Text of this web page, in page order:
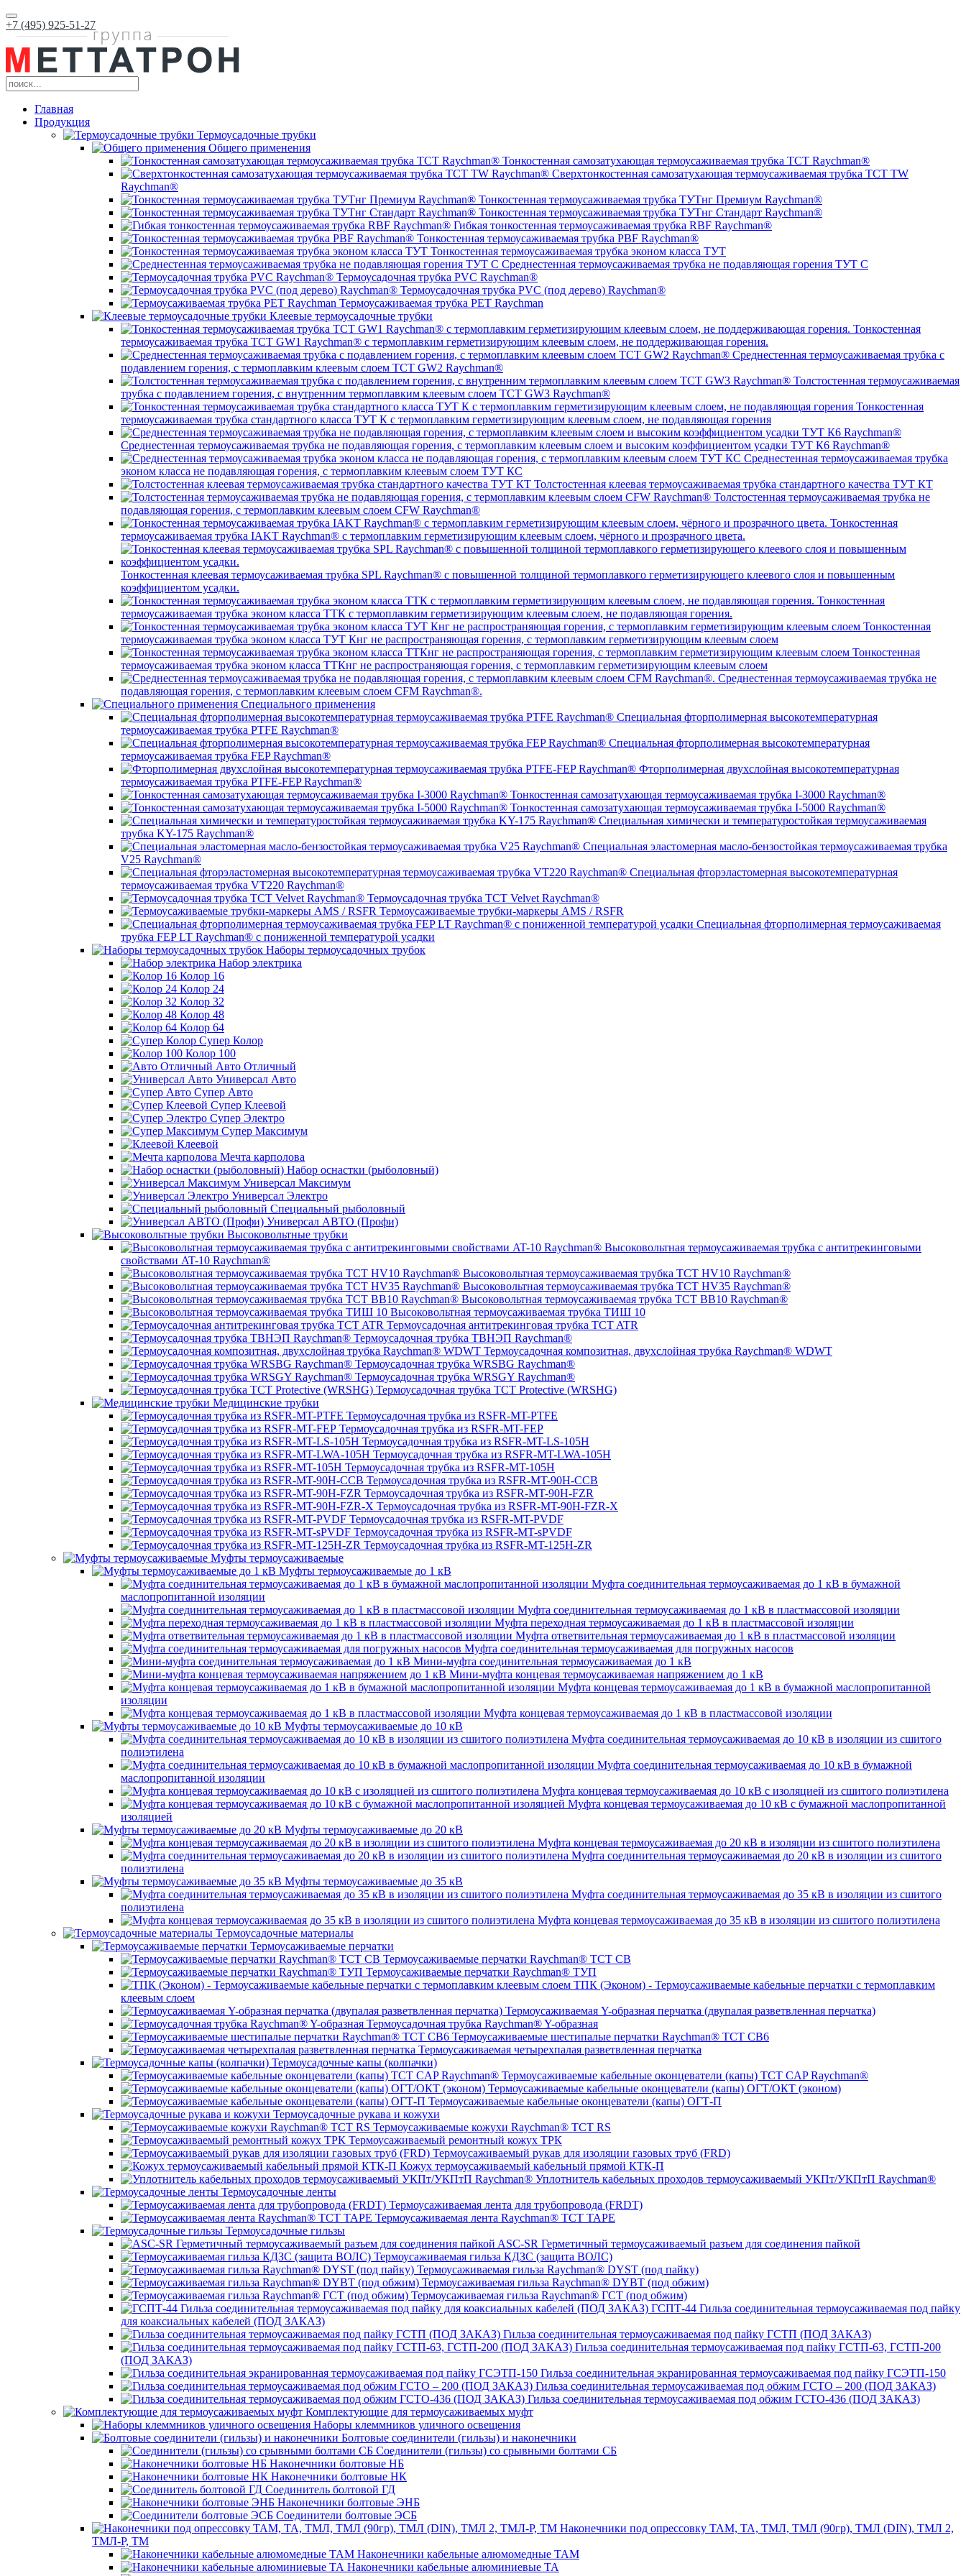
+7 (495) 925-51-27
Главная
Продукция
Термоусадочные трубки
Общего применения
Тонкостенная самозатухающая термоусаживаемая трубка ТCT Raychman®
Сверхтонкостенная самозатухающая термоусаживаемая трубка ТCT TW
Raychman®
Тонкостенная термоусаживаемая трубка ТУТнг Премиум Raychman®
Тонкостенная термоусаживаемая трубка ТУТнг Стандарт Raychman®
Гибкая тонкостенная термоусаживаемая трубка RBF Raychman®
Тонкостенная термоусаживаемая трубка PBF Raychman®
Тонкостенная термоусаживаемая трубка эконом класса ТУТ
Среднестенная термоусаживаемая трубка не подавляющая горения ТУТ С
Термоусадочная трубка PVC Raychman®
Термоусадочная трубка PVC (под дерево) Raychman®
Термоусаживаемая трубка PET Raychman
Клеевые термоусадочные трубки
Тонкостенная
термоусаживаемая трубка TCT GW1 Raychman® с термоплавким герметизирующим клеевым слоем, не поддерживающая горения.
Среднестенная термоусаживаемая трубка c
подавлением горения, с термоплавким клеевым слоем TCT GW2 Raychman®
Толстостенная термоусаживаемая
трубка c подавлением горения, с внутренним термоплавким клеевым слоем TCT GW3 Raychman®
Тонкостенная
термоусаживаемая трубка стандартного класса ТУТ К с термоплавким герметизирующим клеевым слоем, не подавляющая горения
Среднестенная термоусаживаемая трубка не подавляющая горения, с термоплавким клеевым слоем и высоким коэффициентом усадки ТУТ К6 Raychman®
Среднестенная термоусаживаемая трубка
эконом класса не подавляющая горения, с термоплавким клеевым слоем ТУТ КС
Толстостенная клеевая термоусаживаемая трубка стандартного качества ТУТ КТ
Толстостенная термоусаживаемая трубка не
подавляющая горения, с термоплавким клеевым слоем CFW Raychman®
Тонкостенная
термоусаживаемая трубка IAKT Raychman® с термоплавким герметизирующим клеевым слоем, чёрного и прозрачного цвета.
Тонкостенная клеевая термоусаживаемая трубка SPL Raychman® с повышенной толщиной термоплавкого герметизирующего клеевого слоя и повышенным
коэффициентом усадки.
Тонкостенная
термоусаживаемая трубка эконом класса ТТК с термоплавким герметизирующим клеевым слоем, не подавляющая горения.
Тонкостенная
термоусаживаемая трубка эконом класса ТУТ Кнг не распространяющая горения, с термоплавким герметизирующим клеевым слоем
Тонкостенная
термоусаживаемая трубка эконом класса ТТКнг не распространяющая горения, с термоплавким герметизирующим клеевым слоем
Среднестенная термоусаживаемая трубка не
подавляющая горения, с термоплавким клеевым слоем CFM Raychman®.
Специального применения
Специальная фторполимерная высокотемпературная
термоусаживаемая трубка PTFE Raychman®
Специальная фторполимерная высокотемпературная
термоусаживаемая трубка FEP Raychman®
Фторполимерная двухслойная высокотемпературная
термоусаживаемая трубка PTFE-FEP Raychman®
Тонкостенная самозатухающая термоусаживаемая трубка I-3000 Raychman®
Тонкостенная самозатухающая термоусаживаемая трубка I-5000 Raychman®
Специальная химически и температуростойкая термоусаживаемая
трубка KY-175 Raychman®
Специальная эластомерная масло-бензостойкая термоусаживаемая трубка
V25 Raychman®
Специальная фторэластомерная высокотемпературная
термоусаживаемая трубка VT220 Raychman®
Термоусадочная трубка TCT Velvet Raychman®
Термоусаживаемые трубки-маркеры AMS / RSFR
Специальная фторполимерная термоусаживаемая
трубка FEP LT Raychman® с пониженной температурой усадки
Наборы термоусадочных трубок
Набор электрика
Колор 16
Колор 24
Колор 32
Колор 48
Колор 64
Супер Колор
Колор 100
Авто Отличный
Универсал Авто
Супер Авто
Супер Клеевой
Супер Электро
Супер Максимум
Клеевой
Мечта карполова
Набор оснастки (рыболовный)
Универсал Максимум
Универсал Электро
Специальный рыболовный
Универсал АВТО (Профи)
Высоковольтные трубки
Высоковольтная термоусаживаемая трубка с антитрекинговыми
свойствами AT-10 Raychman®
Высоковольтная термоусаживаемая трубка TCT HV10 Raychman®
Высоковольтная термоусаживаемая трубка TCT HV35 Raychman®
Высоковольтная термоусаживаемая трубка TCT BB10 Raychman®
Высоковольтная термоусаживаемая трубка ТИШ 10
Термоусадочная антитрекинговая трубка TCT ATR
Термоусадочная трубка ТВНЭП Raychman®
Термоусадочная композитная, двухслойная трубка Raychman® WDWT
Термоусадочная трубка WRSBG Raychman®
Термоусадочная трубка WRSGY Raychman®
Термоусадочная трубка TCT Protective (WRSHG)
Медицинские трубки
Термоусадочная трубка из RSFR-MT-PTFE
Термоусадочная трубка из RSFR-MT-FEP
Термоусадочная трубка из RSFR-MT-LS-105H
Термоусадочная трубка из RSFR-MT-LWA-105H
Термоусадочная трубка из RSFR-MT-105H
Термоусадочная трубка из RSFR-MT-90H-CCB
Термоусадочная трубка из RSFR-MT-90H-FZR
Термоусадочная трубка из RSFR-MT-90H-FZR-X
Термоусадочная трубка из RSFR-MT-PVDF
Термоусадочная трубка из RSFR-MT-sPVDF
Термоусадочная трубка из RSFR-MT-125H-ZR
Муфты термоусаживаемые
Муфты термоусаживаемые до 1 кВ
Муфта соединительная термоусаживаемая до 1 кВ в бумажной
маслопропитанной изоляции
Муфта соединительная термоусаживаемая до 1 кВ в пластмассовой изоляции
Муфта переходная термоусаживаемая до 1 кВ в пластмассовой изоляции
Муфта ответвительная термоусаживаемая до 1 кВ в пластмассовой изоляции
Муфта соединительная термоусаживаемая для погружных насосов
Мини-муфта соединительная термоусаживаемая до 1 кВ
Мини-муфта концевая термоусаживаемая напряжением до 1 кВ
Муфта концевая термоусаживаемая до 1 кВ в бумажной маслопропитанной
изоляции
Муфта концевая термоусаживаемая до 1 кВ в пластмассовой изоляции
Муфты термоусаживаемые до 10 кВ
Муфта соединительная термоусаживаемая до 10 кВ в изоляции из сшитого
полиэтилена
Муфта соединительная термоусаживаемая до 10 кВ в бумажной
маслопропитанной изоляции
Муфта концевая термоусаживаемая до 10 кВ с изоляцией из сшитого полиэтилена
Муфта концевая термоусаживаемая до 10 кВ с бумажной маслопропитанной
изоляцией
Муфты термоусаживаемые до 20 кВ
Муфта концевая термоусаживаемая до 20 кВ в изоляции из сшитого полиэтилена
Муфта соединительная термоусаживаемая до 20 кВ в изоляции из сшитого
полиэтилена
Муфты термоусаживаемые до 35 кВ
Муфта соединительная термоусаживаемая до 35 кВ в изоляции из сшитого
полиэтилена
Муфта концевая термоусаживаемая до 35 кВ в изоляции из сшитого полиэтилена
Термоусадочные материалы
Термоусаживаемые перчатки
Термоусаживаемые перчатки Raychman® TCT CB
Термоусаживаемые перчатки Raychman® ТУП
ТПК (Эконом) - Термоусаживаемые кабельные перчатки с термоплавким
клеевым слоем
Термоусаживаемая Y-образная перчатка (двупалая разветвленная перчатка)
Термоусадочная трубка Raychman® Y-образная
Термоусаживаемые шестипалые перчатки Raychman® ТСТ СВ6
Термоусаживаемая четырехпалая разветвленная перчатка
Термоусадочные капы (колпачки)
Термоусаживаемые кабельные оконцеватели (капы) ТCT CAP Raychman®
Термоусаживаемые кабельные оконцеватели (капы) ОГТ/ОКТ (эконом)
Термоусаживаемые кабельные оконцеватели (капы) ОГТ-П
Термоусадочные рукава и кожухи
Термоусаживаемые кожухи Raychman® TCT RS
Термоусаживаемый ремонтный кожух ТРК
Термоусаживаемый рукав для изоляции газовых труб (FRD)
Кожух термоусаживаемый кабельный прямой КТК-П
Уплотнитель кабельных проходов термоусаживаемый УКПт/УКПтП Raychman®
Термоусадочные ленты
Термоусаживаемая лента для трубопровода (FRDT)
Термоусаживаемая лента Raychman® TCT TAPE
Термоусадочные гильзы
ASC‐SR Герметичный термоусаживаемый разъем для соединения пайкой
Термоусаживаемая гильза КДЗС (защита ВОЛС)
Термоусаживаемая гильза Raychman® DYST (под пайку)
Термоусаживаемая гильза Raychman® DYBT (под обжим)
Термоусаживаемая гильза Raychman® ГСТ (под обжим)
ГСПТ-44 Гильза соединительная термоусаживаемая под пайку
для коаксиальных кабелей (ПОД ЗАКАЗ)
Гильза соединительная термоусаживаемая под пайку ГСТП (ПОД ЗАКАЗ)
Гильза соединительная термоусаживаемая под пайку ГСТП-63, ГСТП-200
(ПОД ЗАКАЗ)
Гильза соединительная экранированная термоусаживаемая под пайку ГСЭТП-150
Гильза соединительная термоусаживаемая под обжим ГСТО – 200 (ПОД ЗАКАЗ)
Гильза соединительная термоусаживаемая под обжим ГСТО-436 (ПОД ЗАКАЗ)
Комплектующие для термоусаживаемых муфт
Наборы клеммников уличного освещения
Болтовые соединители (гильзы) и наконечники
Соединители (гильзы) со срывными болтами СБ
Наконечники болтовые НБ
Наконечники болтовые НК
Соединитель болтовой ГД
Наконечники болтовые ЭНБ
Соединители болтовые ЭСБ
Наконечники под опрессовку ТАМ, ТА, ТМЛ, ТМЛ (90гр), ТМЛ (DIN), ТМЛ 2,
ТМЛ-Р, ТМ
Наконечники кабельные алюмомедные ТАМ
Наконечники кабельные алюминиевые ТА